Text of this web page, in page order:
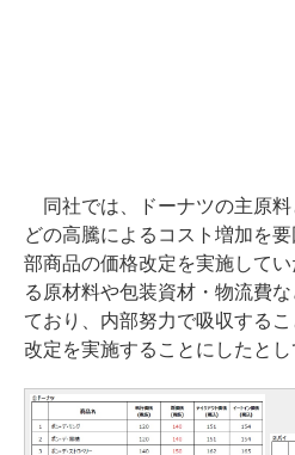
同社では、ドーナツの主原料
どの高騰によるコスト増加を
部商品の価格改定を実施して
る原材料や包装資材・物流費
ており、内部努力で吸収する
改定を実施することにしたとし